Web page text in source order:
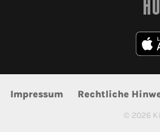
Impressum Rechtliche
© 2026